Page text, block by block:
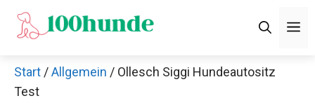
Zum
Inhalt
Start /Allgemein / Ollesch Siggi Hundeautositz
Test